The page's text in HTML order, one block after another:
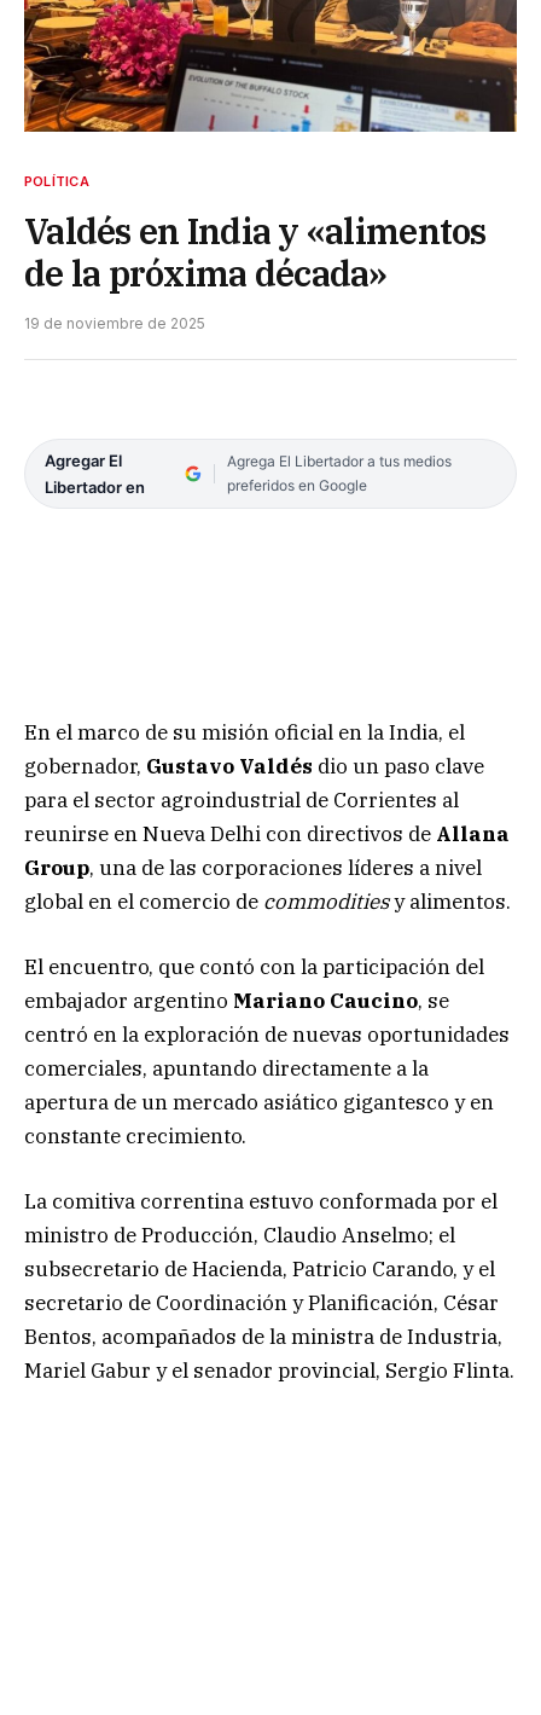
POLÍTICA
Valdés en India y «alimentos
de la próxima década»
19 de noviembre de 2025
Agregar El
Libertador en
Agrega El Libertador a tus medios
preferidos en Google
En el marco de su misión oficial en la India, el
gobernador, Gustavo Valdés dio un paso clave
para el sector agroindustrial de Corrientes al
reunirse en Nueva Delhi con directivos de Allana
Group, una de las corporaciones líderes a nivel
global en el comercio de commoditiesy alimentos.
El encuentro, que contó con la participación del
embajador argentino Mariano Caucino, se
centró en la exploración de nuevas oportunidades
comerciales, apuntando directamente a la
apertura de un mercado asiático gigantesco y en
constante crecimiento.
La comitiva correntina estuvo conformada por el
ministro de Producción, Claudio Anselmo; el
subsecretario de Hacienda, Patricio Carando, y el
secretario de Coordinación y Planificación, César
Bentos, acompañados de la ministra de Industria,
Mariel Gabur y el senador provincial, Sergio Flinta.